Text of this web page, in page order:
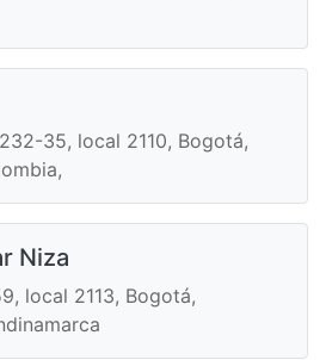
35, local 2110, Bogotá,
Niza
local 2113, Bogotá,